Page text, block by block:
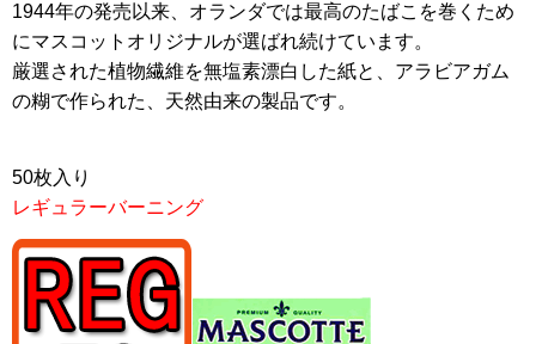
1944年の発売以来、オランダでは最高のたばこ を巻くため
にマスコットオリジナルが選ばれ続けています。
厳選された植物繊維を無塩素漂白した紙と、アラビアガム
の糊で作られた、天然由来の製品です。
50枚入り
レギュラーバーニング